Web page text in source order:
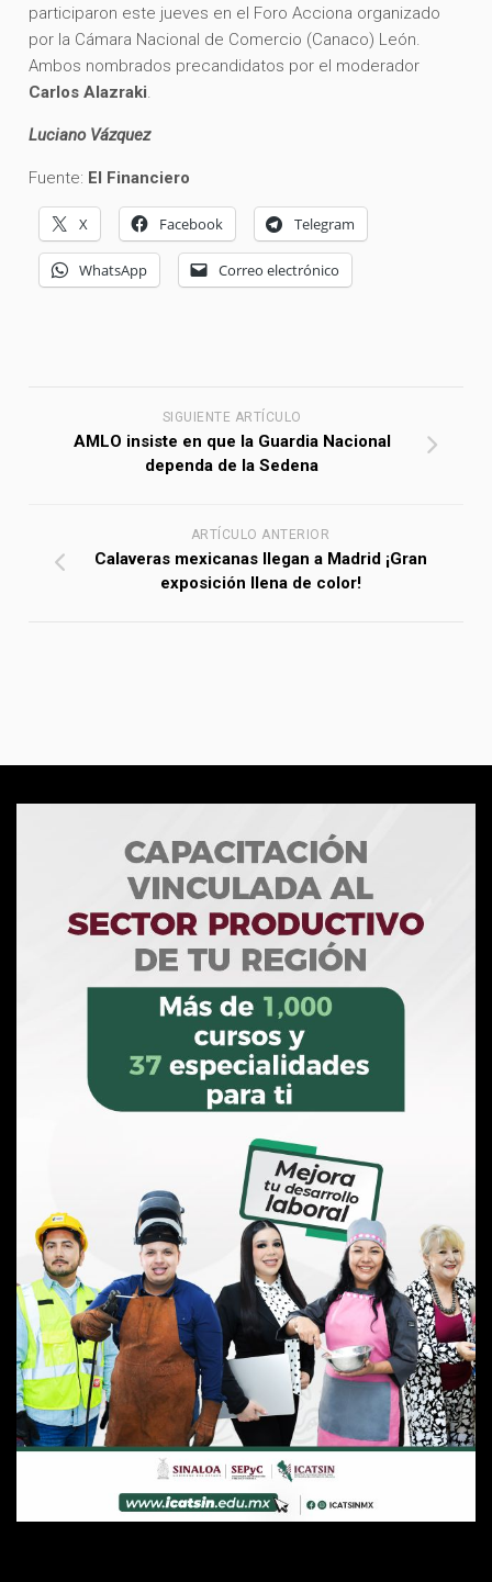
participaron este jueves en el Foro Acciona organizado
por la Cámara Nacional de Comercio (Canaco) León.
Ambos nombrados precandidatos por el moderador
Carlos Alazraki.
Luciano Vázquez
Fuente: El Financiero
X Facebook Telegram
WhatsApp Correo electrónico
SIGUIENTE ARTÍCULO
AMLO insiste en que la Guardia Nacional
dependa de la Sedena
ARTÍCULO ANTERIOR
Calaveras mexicanas llegan a Madrid ¡Gran
exposición llena de color!